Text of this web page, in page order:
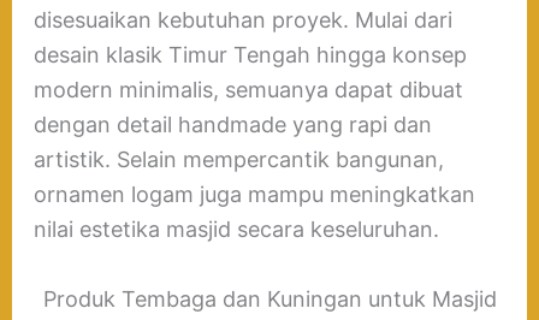
disesuaikan kebutuhan proyek. Mulai dari
desain klasik Timur Tengah hingga konsep
modern minimalis, semuanya dapat dibuat
dengan detail handmade yang rapi dan
artistik. Selain mempercantik bangunan,
ornamen logam juga mampu meningkatkan
nilai estetika masjid secara keseluruhan.
Produk Tembaga dan Kuningan untuk Masjid